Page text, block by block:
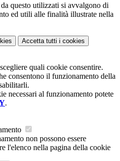
questo utilizzati si avvalgono di
ed utili alle finalità illustrate nella
Accetta tutti i cookies
quali cookie consentire.
consentono il funzionamento della
necessari al funzionamento potete
.
non possono essere
l'elenco nella pagina della cookie